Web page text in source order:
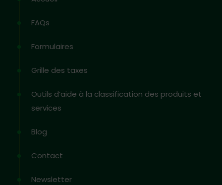
FAQs
Formulaires
Grille des taxes
Outils d’aide à la classification des produits et
services
Blog
Contact
Newsletter